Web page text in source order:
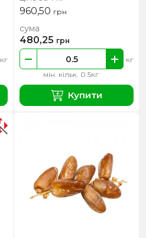
кг
960,50 грн
мін. кільк. 0.5кг
кг
сума
480,25 грн
Купити